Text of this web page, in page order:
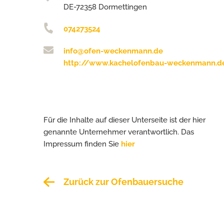
DE-72358 Dormettingen
074273524
info@ofen-weckenmann.de
http://www.kachelofenbau-
Für die Inhalte auf dieser Unterseite ist der hier
genannte Unternehmer verantwortlich. Das
Impressum finden Sie hier
Zurück zur Ofenbauersuche